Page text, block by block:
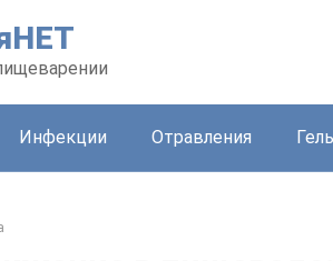
Инфекции Отравления